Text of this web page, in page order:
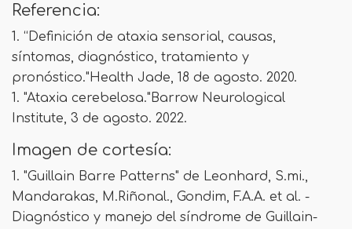
Referencia:
1. “Definición de ataxia sensorial, causas,
síntomas, diagnóstico, tratamiento y
pronóstico."Health Jade, 18 de agosto. 2020.
1. "Ataxia cerebelosa."Barrow Neurological
Institute, 3 de agosto. 2022.
Imagen de cortesía:
1. "Guillain Barre Patterns" de Leonhard, S.mi.,
Mandarakas, M.Riñonal., Gondim, F.A.A. et al. -
Diagnóstico y manejo del síndrome de Guillain-